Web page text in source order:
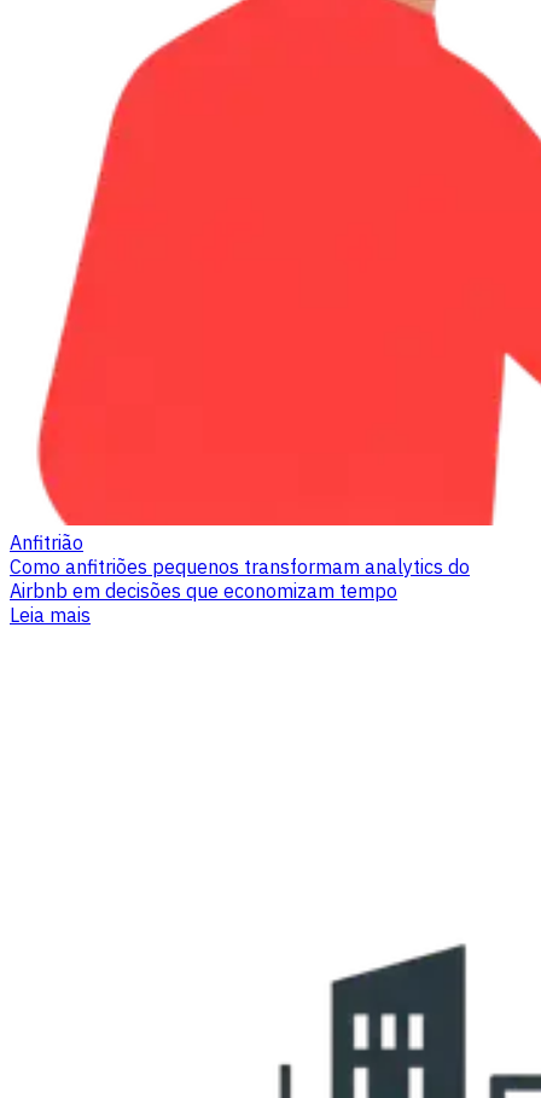
Anfitrião
Como anfitriões pequenos transformam analytics do
Airbnb em decisões que economizam tempo
Leia mais